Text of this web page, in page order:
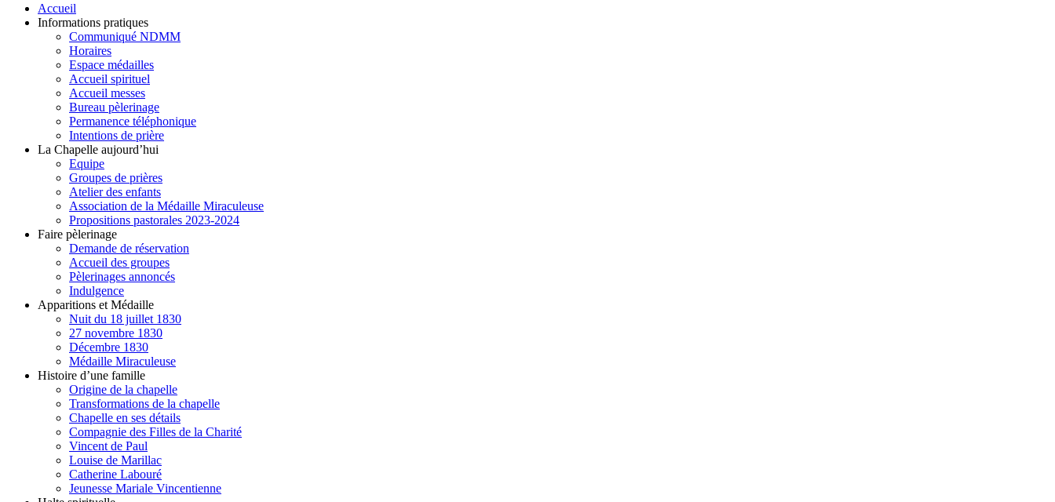
Accueil
Informations pratiques
Communiqué NDMM
Horaires
Espace médailles
Accueil spirituel
Accueil messes
Bureau pèlerinage
Permanence téléphonique
Intentions de prière
La Chapelle aujourd’hui
Equipe
Groupes de prières
Atelier des enfants
Association de la Médaille Miraculeuse
Propositions pastorales 2023-2024
Faire pèlerinage
Demande de réservation
Accueil des groupes
Pèlerinages annoncés
Indulgence
Apparitions et Médaille
Nuit du 18 juillet 1830
27 novembre 1830
Décembre 1830
Médaille Miraculeuse
Histoire d’une famille
Origine de la chapelle
Transformations de la chapelle
Chapelle en ses détails
Compagnie des Filles de la Charité
Vincent de Paul
Louise de Marillac
Catherine Labouré
Jeunesse Mariale Vincentienne